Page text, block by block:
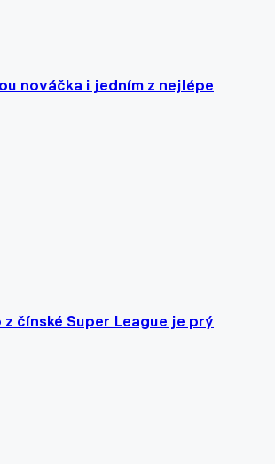
nováčka i jedním z nejlépe
čínské Super League je prý